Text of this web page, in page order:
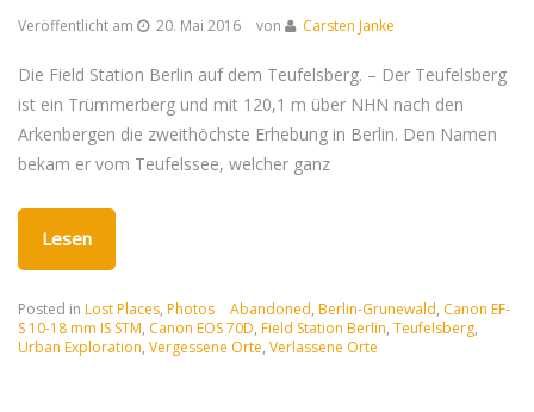
Veröffentlicht am 20. Mai 2016 von Carsten Janke
Die Field Station Berlin auf dem Teufelsberg. – Der Teufelsberg
ist ein Trümmerberg und mit 120,1 m über NHN nach den
Arkenbergen die zweithöchste Erhebung in Berlin. Den Namen
bekam er vom Teufelssee, welcher ganz
Lesen
Posted in Lost Places, Photos Abandoned, Berlin-Grunewald, Canon EF-
S 10-18 mm IS STM, Canon EOS 70D, Field Station Berlin, Teufelsberg,
Urban Exploration, Vergessene Orte, Verlassene Orte